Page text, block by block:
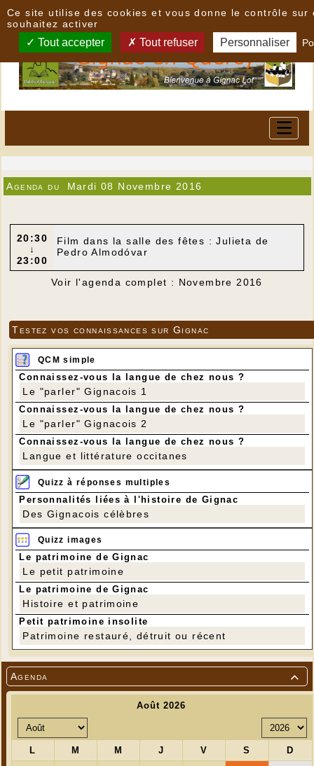

Agenda
Agenda du Mardi 08 Novembre 2016
20:30
↓
23:00
Film dans la salle des fêtes : Julieta de
Pedro Almodóvar
Voir l'agenda complet : Novembre 2016
Testez vos connaissances sur Gignac
QCM simple
Connaissez-vous la langue de chez nous ?
Le "parler" Gignacois 1
Connaissez-vous la langue de chez nous ?
Le "parler" Gignacois 2
Connaissez-vous la langue de chez nous ?
Langue et littérature occitanes
Quizz à réponses multiples
Personnalités liées à l'histoire de Gignac
Des Gignacois célèbres
Quizz images
Le patrimoine de Gignac
Le petit patrimoine
Le patrimoine de Gignac
Histoire et patrimoine
Petit patrimoine insolite
Patrimoine restauré, détruit ou récent
Ce site utilise des cookies et vous donne le contrôle sur
souhaitez activer
Tout accepter Tout refuser Personnaliser